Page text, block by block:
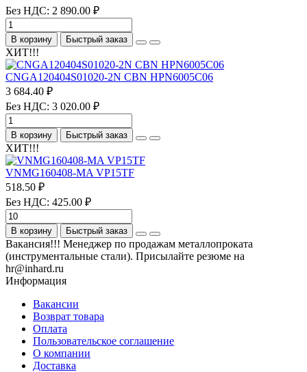
Без НДС: 2 890.00 ₽
В корзину Быстрый заказ
ХИТ!!!
CNGA120404S01020-2N CBN HPN6005C06
3 684.40 ₽
Без НДС: 3 020.00 ₽
В корзину Быстрый заказ
ХИТ!!!
VNMG160408-MA VP15TF
518.50 ₽
Без НДС: 425.00 ₽
В корзину Быстрый заказ
Вакансия!!! Менеджер по продажам металлопроката
(инструментальные стали). Присылайте резюме на
hr@inhard.ru
Информация
Вакансии
Возврат товара
Оплата
Пользовательское соглашение
О компании
Доставка